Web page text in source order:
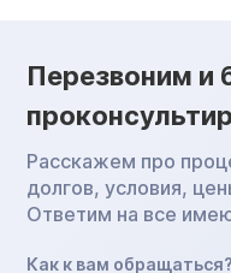
Перезвоним и
Расскажем про
долгов, условия,
Ответим на все
Как к вам обращаться?